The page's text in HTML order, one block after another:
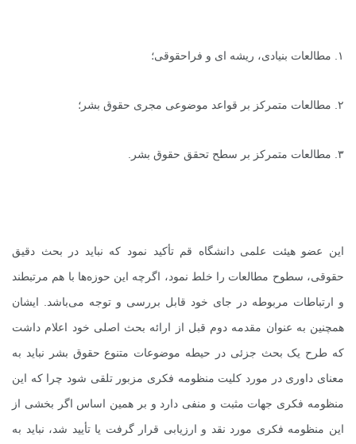
۱. مطالعات بنیادی، ریشه ای و فراحقوقی؛
۲. مطالعات متمرکز بر قواعد موضوعی مجری حقوق بشر؛
۳. مطالعات متمرکز بر سطح تحقق حقوق بشر.
این عضو هیئت علمی دانشگاه قم تأکید نمود که نباید در بحث دقیق
حقوقی، سطوح مطالعات را خلط نمود، اگرچه این حوزه‌ها با هم مرتبطند
و ارتباطات مربوطه در جای خود قابل بررسی و توجه می‌باشد. ایشان
همچنین به عنوان مقدمه دوم قبل از ارائه بحث اصلی خود اعلام داشت
که طرح یک بحث جزئی در حیطه موضوعات متنوع حقوق بشر نباید به
معنای داوری در مورد کلیت منظومه فکری مزبور تلقی شود چرا که این
منظومه فکری جهات مثبت و منفی دارد و بر همین اساس اگر بخشی از
این منظومه فکری مورد نقد و ارزیابی قرار گرفت یا تأیید شد، نباید به